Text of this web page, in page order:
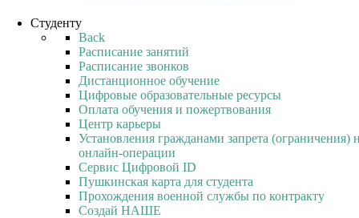
Студенту
Back
Расписание занятий
Расписание звонков
Дистанционное обучение
Цифровые образовательные ресурсы
Оплата обучения и пожертвования
Центр карьеры
Установления гражданами запрета (ограничения)
онлайн-операции
Сервис Цифровой ID
Пушкинская карта для студента
Прохождения военной службы по контракту
Создай НАШЕ